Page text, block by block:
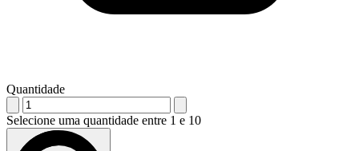
Quantidade
Selecione uma quantidade entre 1 e 10